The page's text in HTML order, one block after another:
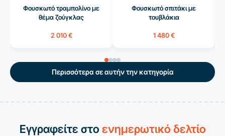
Φουσκωτό τραμπολίνο με
θέμα ζούγκλας
2 010 €
Φουσκωτό σπιτάκι με
τουβλάκια
1 480 €
Περισσότερα σε αυτήν την κατηγορία
Εγγραφείτε στο ενημερωτικό δελτίο